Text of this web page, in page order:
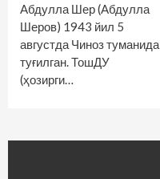
Aбдулла Шер (Aбдулла
Шеров) 1943 йил 5
августда Чиноз туманида
туғилган. ТошДУ
(ҳозирги…